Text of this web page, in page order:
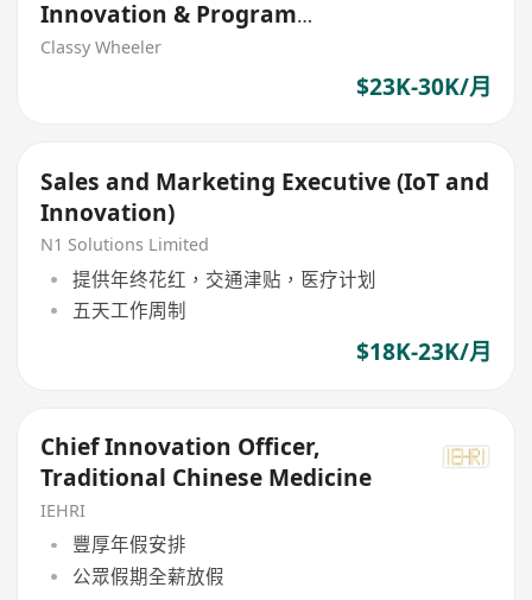
Innovation & Program
Coordination) (Insurance)
Classy Wheeler
$23K-30K/月
Sales and Marketing Executive (IoT and
Innovation)
N1 Solutions Limited
提供年终花红，交通津贴，医疗计划
五天工作周制
$18K-23K/月
Chief Innovation Officer,
Traditional Chinese Medicine
IEHRI
豐厚年假安排
公眾假期全薪放假